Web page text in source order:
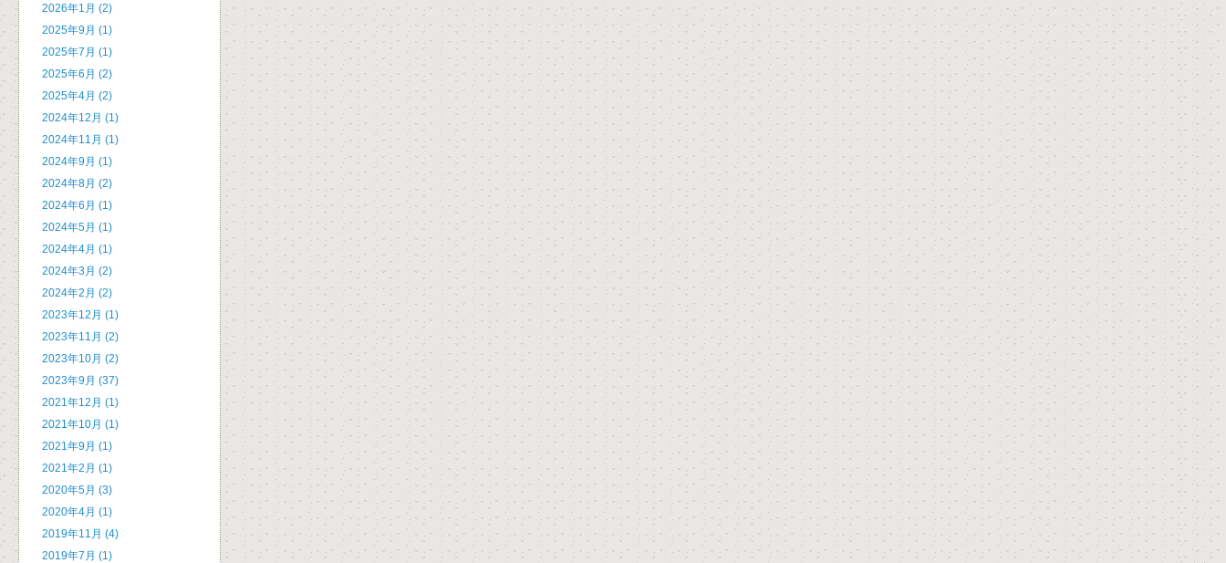
2026年1月 (2)
2025年9月 (1)
2025年7月 (1)
2025年6月 (2)
2025年4月 (2)
2024年12月 (1)
2024年11月 (1)
2024年9月 (1)
2024年8月 (2)
2024年6月 (1)
2024年5月 (1)
2024年4月 (1)
2024年3月 (2)
2024年2月 (2)
2023年12月 (1)
2023年11月 (2)
2023年10月 (2)
2023年9月 (37)
2021年12月 (1)
2021年10月 (1)
2021年9月 (1)
2021年2月 (1)
2020年5月 (3)
2020年4月 (1)
2019年11月 (4)
2019年7月 (1)